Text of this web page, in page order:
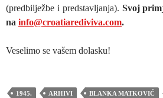
(predbilježbe i predstavljanja). Svoj
na info@croatiarediviva.com.
Veselimo se vašem dolasku!
1945. ARHIVI BLANKA MATKOVIĆ